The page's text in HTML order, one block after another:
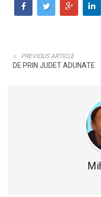
PREVIOUS ARTICLE
DE PRIN JUDET ADUNATE